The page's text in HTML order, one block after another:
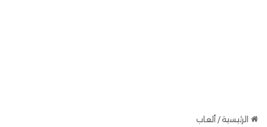
الرئيسية/ ألعاب